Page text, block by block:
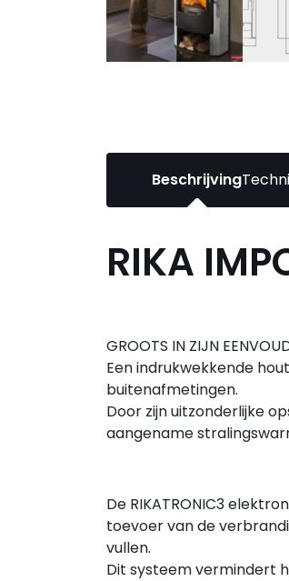
Beschrijving
RIKA
GROOTS IN ZIJN
Een indrukwekkende
buitenafmetingen.
Door zijn uitzonderlijke
aangename
De RIKATRONIC3
toevoer van de
vullen.
Dit systeem vermindert